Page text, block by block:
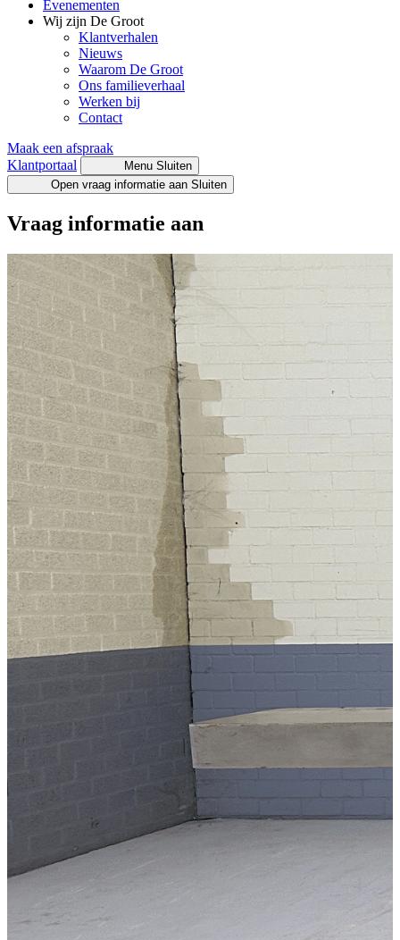
Evenementen
Wij zijn De Groot
Klantverhalen
Nieuws
Waarom De Groot
Ons familieverhaal
Werken bij
Contact
Maak een afspraak
Klantportaal
Menu Sluiten
Open vraag informatie aan Sluiten
Vraag informatie aan